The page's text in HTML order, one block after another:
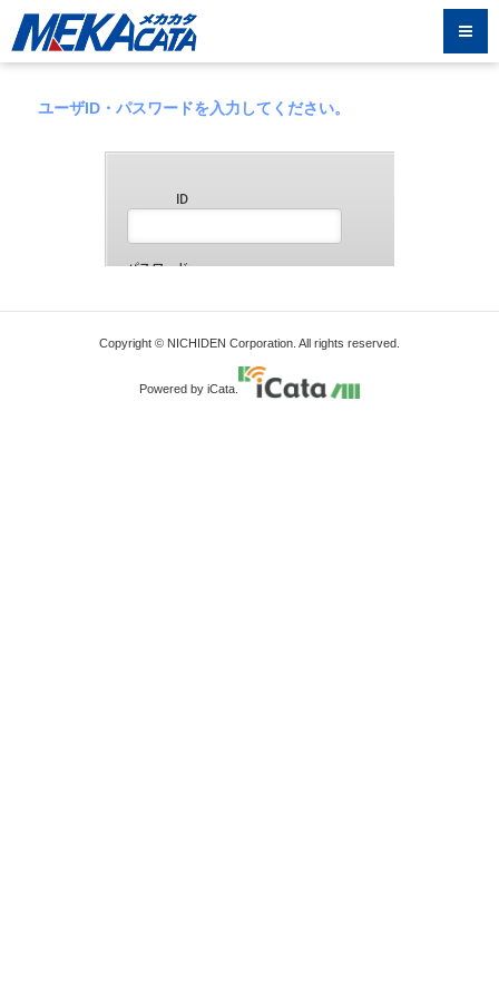
ユーザID・パスワードを入力してください。
Copyright © NICHIDEN Corporation. All rights reserved.
Powered by iCata.